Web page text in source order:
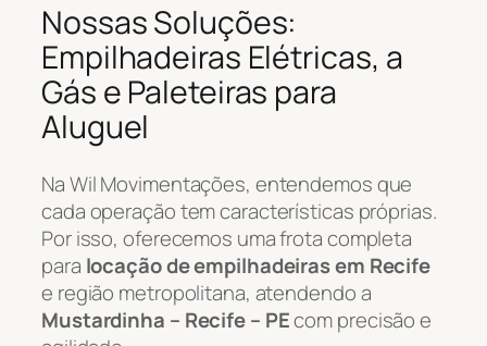
Nossas Soluções:
Empilhadeiras Elétricas, a
Gás e Paleteiras para
Aluguel
Na Wil Movimentações, entendemos que
cada operação tem características próprias.
Por isso, oferecemos uma frota completa
para locação de empilhadeiras em Recife
e região metropolitana, atendendo a
Mustardinha – Recife – PEcom precisão e